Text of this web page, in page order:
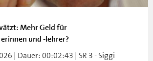
Mehr Geld für
und -lehrer?
| Dauer: 00:02:43 | SR 3 - Siggi